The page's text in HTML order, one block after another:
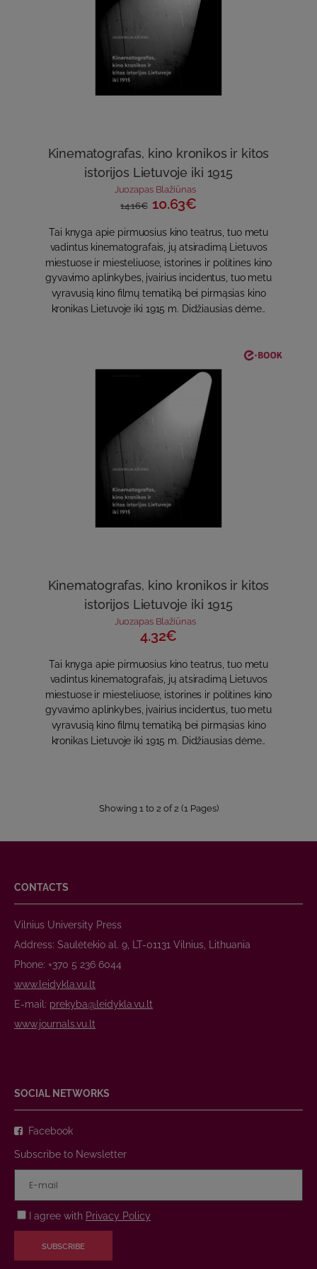
Kinematografas, kino kronikos ir kitos
istorijos Lietuvoje iki 1915
Juozapas Blažiūnas
14.16€ 10.63€
Tai knyga apie pirmuosius kino teatrus, tuo metu
vadintus kinematografais, jų atsiradimą Lietuvos
miestuose ir miesteliuose, istorines ir politines kino
gyvavimo aplinkybes, įvairius incidentus, tuo metu
vyravusią kino filmų tematiką bei pirmąsias kino
kronikas Lietuvoje iki 1915 m. Didžiausias dėme..
Kinematografas, kino kronikos ir kitos
istorijos Lietuvoje iki 1915
Juozapas Blažiūnas
4.32€
Tai knyga apie pirmuosius kino teatrus, tuo metu
vadintus kinematografais, jų atsiradimą Lietuvos
miestuose ir miesteliuose, istorines ir politines kino
gyvavimo aplinkybes, įvairius incidentus, tuo metu
vyravusią kino filmų tematiką bei pirmąsias kino
kronikas Lietuvoje iki 1915 m. Didžiausias dėme..
Showing 1 to 2 of 2 (1 Pages)
CONTACTS
Vilnius University Press
Address: Saulėtekio al. 9, LT-01131 Vilnius, Lithuania
Phone: +370 5 236 6044
www.leidykla.vu.lt
E-mail: prekyba@leidykla.vu.lt
www.journals.vu.lt
SOCIAL NETWORKS
Facebook
Subscribe to Newsletter
I agree with Privacy Policy
SUBSCRIBE